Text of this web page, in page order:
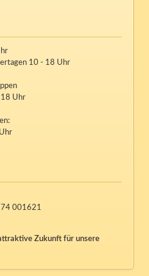
10 - 18 Uhr
18 Uhr
001621
Zukunft für unsere